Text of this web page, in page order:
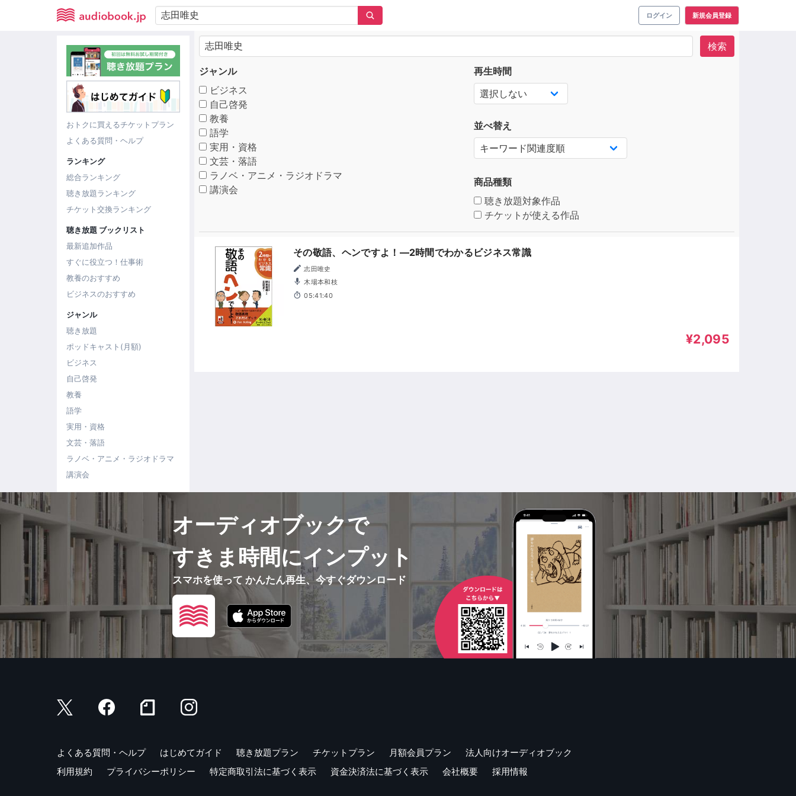
ログイン 新規会員登録
おトクに買えるチケットプラン
よくある質問・ヘルプ
ランキング
総合ランキング
聴き放題ランキング
チケット交換ランキング
聴き放題 ブックリスト
最新追加作品
すぐに役立つ！仕事術
教養のおすすめ
ビジネスのおすすめ
ジャンル
聴き放題
ポッドキャスト(月額)
ビジネス
自己啓発
教養
語学
実用・資格
文芸・落語
ラノベ・アニメ・ラジオドラマ
講演会
検索
ジャンル
ビジネス
自己啓発
教養
語学
実用・資格
文芸・落語
ラノベ・アニメ・ラジオドラマ
講演会
再生時間
並べ替え
商品種類
聴き放題対象作品
チケットが使える作品
その敬語、ヘンですよ！―2時間でわかるビジネス常識
志田唯史
木場本和枝
05:41:40
¥2,095
オーディオブックで
すきま時間にインプット
スマホを使って かんたん再生、今すぐダウンロード
よくある質問・ヘルプ はじめてガイド 聴き放題プラン チケットプラン 月額会員プラン
法人向けオーディオブック
利用規約
プライバシーポリシー 特定商取引法に基づく表示 資金決済法に基づく表示 会社概要 採用情報